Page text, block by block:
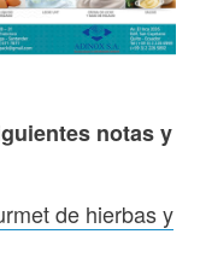
notas y
de hierbas y